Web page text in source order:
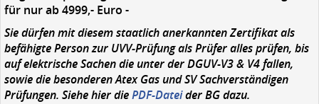
für nur ab 4999,- Euro -
Sie dürfen mit diesem staatlich anerkannten Zertifikat als
befähigte Person zur UVV-Prüfung als Prüfer alles prüfen, bis
auf elektrische Sachen die unter der DGUV-V3 & V4 fallen,
sowie die besonderen Atex Gas und SV Sachverständigen
Prüfungen. Siehe hier diePDF-Dateider BG dazu.